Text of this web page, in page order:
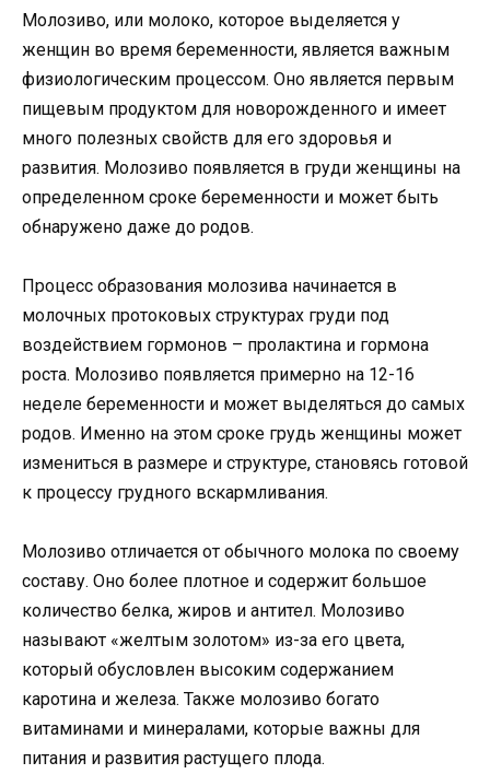
Молозиво, или молоко, которое выделяется у
женщин во время беременности, является важным
физиологическим процессом. Оно является первым
пищевым продуктом для новорожденного и имеет
много полезных свойств для его здоровья и
развития. Молозиво появляется в груди женщины на
определенном сроке беременности и может быть
обнаружено даже до родов.
Процесс образования молозива начинается в
молочных протоковых структурах груди под
воздействием гормонов – пролактина и гормона
роста. Молозиво появляется примерно на 12-16
неделе беременности и может выделяться до самых
родов. Именно на этом сроке грудь женщины может
измениться в размере и структуре, становясь готовой
к процессу грудного вскармливания.
Молозиво отличается от обычного молока по своему
составу. Оно более плотное и содержит большое
количество белка, жиров и антител. Молозиво
называют «желтым золотом» из-за его цвета,
который обусловлен высоким содержанием
каротина и железа. Также молозиво богато
витаминами и минералами, которые важны для
питания и развития растущего плода.